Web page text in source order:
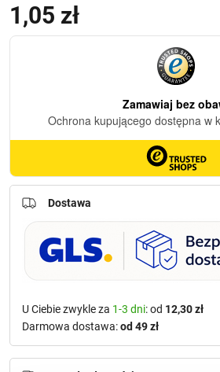
1,05 zł
Dostawa
U Ciebie zwykle za 1-3 dni: od 12,30 zł
Darmowa dostawa:od 49 zł